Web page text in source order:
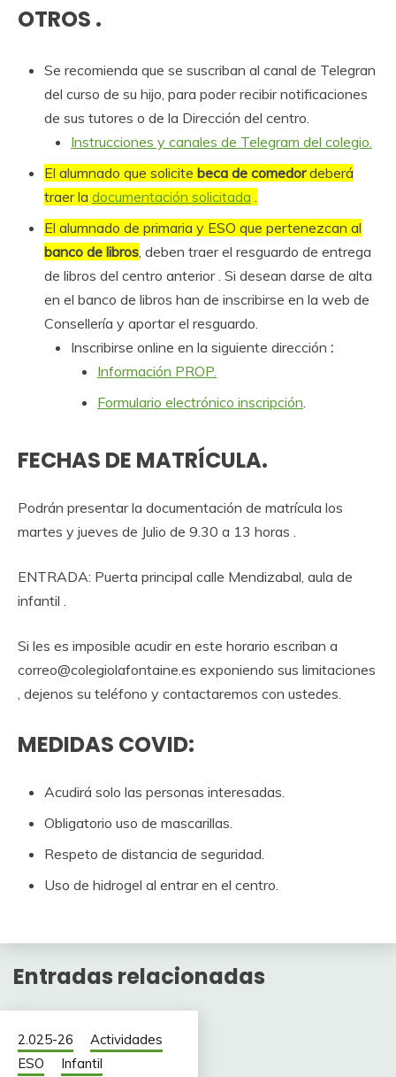
OTROS .
Se recomienda que se suscriban al canal de Telegran
del curso de su hijo, para poder recibir notificaciones
de sus tutores o de la Dirección del centro.
Instrucciones y canales de Telegram del colegio.
El alumnado que solicite beca de comedordeberá
traer la documentación solicitada
El alumnado de primaria y ESO que pertenezcan al
banco de libros , deben traer el resguardo de entrega
de libros del centro anterior . Si desean darse de alta
en el banco de libros han de inscribirse en la web de
Consellería y aportar el resguardo.
Inscribirse online en la siguiente dirección :
Información PROP.
Formulario electrónico inscripción
FECHAS DE MATRÍCULA.
Podrán presentar la documentación de matrícula los
martes y jueves de Julio de 9.30 a 13 horas .
ENTRADA: Puerta principal calle Mendizabal, aula de
infantil .
Si les es imposible acudir en este horario escriban a
correo@colegiolafontaine.es exponiendo sus limitaciones
, dejenos su teléfono y contactaremos con ustedes.
MEDIDAS COVID:
Acudirá solo las personas interesadas.
Obligatorio uso de mascarillas.
Respeto de distancia de seguridad.
Uso de hidrogel al entrar en el centro.
Entradas relacionadas
2.025-26
Actividades
ESO
Infantil